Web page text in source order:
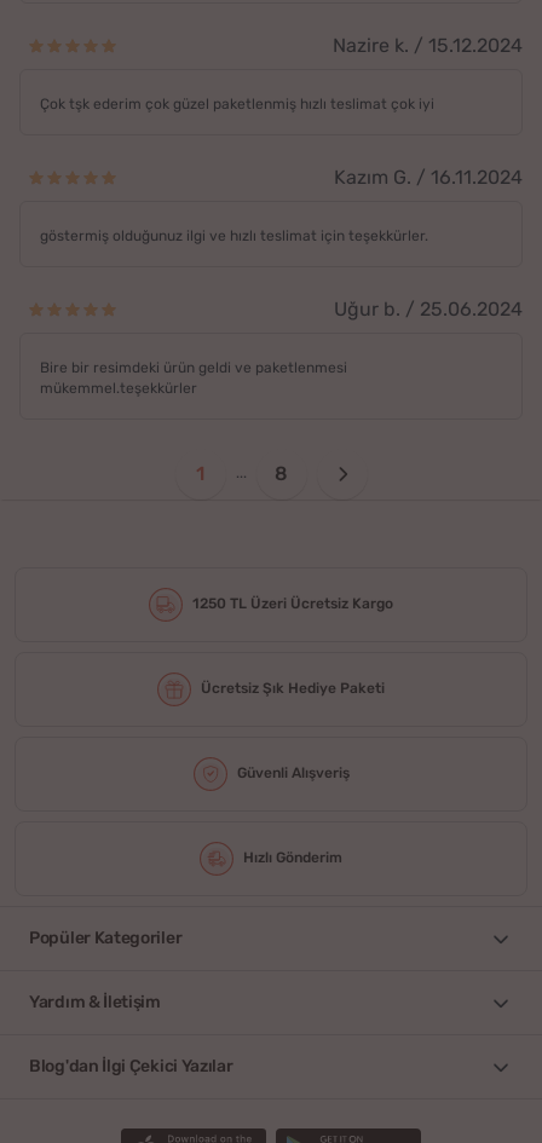
Nazire k. / 15.12.2024
Çok tşk ederim çok güzel paketlenmiş hızlı teslimat çok iyi
Kazım G. / 16.11.2024
göstermiş olduğunuz ilgi ve hızlı teslimat için teşekkürler.
Uğur b. / 25.06.2024
Bire bir resimdeki ürün geldi ve paketlenmesi
mükemmel.teşekkürler
1 ... 8
1250 TL Üzeri Ücretsiz Kargo
Ücretsiz Şık Hediye Paketi
Güvenli Alışveriş
Hızlı Gönderim
Popüler Kategoriler
Yardım & İletişim
Blog'dan İlgi Çekici Yazılar